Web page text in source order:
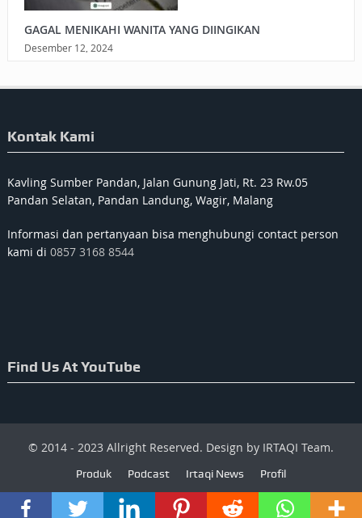
GAGAL MENIKAHI WANITA YANG DIINGIKAN
Desember 12, 2024
Kontak Kami
Kavling Sumber Pandan, Jalan Gunung Jati, Rt. 23 Rw.05
Pandan Selatan, Pandan Landung, Wagir, Malang
Informasi dan pertanyaan bisa menghubungi contact person
kami di 0857 3168 8544
Find Us At YouTube
© 2014 - 2023 Allright Reserved. Design by IRTAQI Team.
Produk Podcast Irtaqi News Profil